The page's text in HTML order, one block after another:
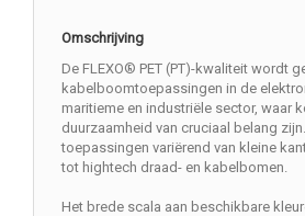
Omschrijving
De FLEXO® PET (PT)-kwaliteit wordt
kabelboomtoepassingen in de
maritieme en industriële sector, waar
duurzaamheid van cruciaal belang
toepassingen variërend van kleine
tot hightech draad- en kabelbomen.
Het brede scala aan beschikbare